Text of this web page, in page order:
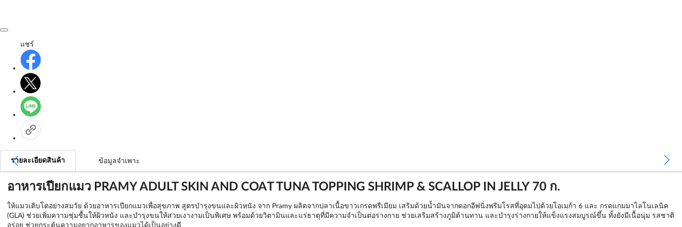
แชร์
รายละเอียดสินค้า ข้อมูลจำเพาะ
อาหารเปียกแมว PRAMY ADULT SKIN AND COAT TUNA TOPPING SHRIMP & SCALLOP IN JELLY 70 ก.
ให้แมวเติบโตอย่างสมวัย ด้วยอาหารเปียกแมวเพื่อสุขภาพ สูตรบำรุงขนและผิวหนัง จาก Pramy ผลิตจากปลาเนื้อขาวเกรดพรีเมียม เสริมด้วยน้ำมันจากดอกอีฟนิ่งพริมโรสที่อุดมไปด้วยโอเมก้า 6 และ กรดแกมมาไลโนเลนิค
(GLA) ช่วยเพิ่มความชุ่มชื้นให้ผิวหนัง และบำรุงขนให้สวยเงางามเป็นพิเศษ พร้อมด้วยวิตามินและแร่ธาตุที่มีความจำเป็นต่อร่างกาย ช่วยเสริมสร้างภูมิต้านทาน และบำรุงร่างกายให้แข็งแรงสมบูรณ์ขึ้น ทั้งยังมีเนื้อนุ่ม รสชาติ
อร่อย ช่วยกระตุ้นความอยากอาหารของแมวได้เป็นอย่างดี